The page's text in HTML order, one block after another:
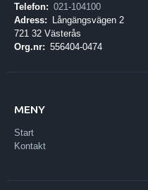
Telefon: 021-104100
Adress: Långängsvägen 2
721 32 Västerås
Org.nr: 556404-0474
MENY
Start
Kontakt